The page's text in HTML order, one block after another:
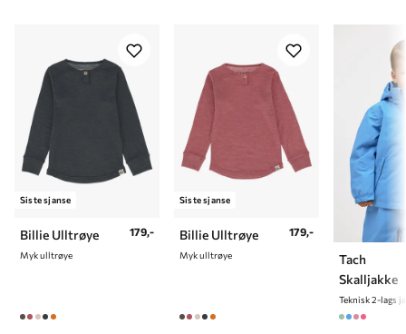
128 cm
9 år 134 cm
10 år 140 cm
Siste sjanse
Billie Ulltrøye
Myk ulltrøye
179,-
Siste sjanse
Billie Ulltrøye
Myk ulltrøye
179,-
Tach
Skalljakke
Teknisk 2-lags